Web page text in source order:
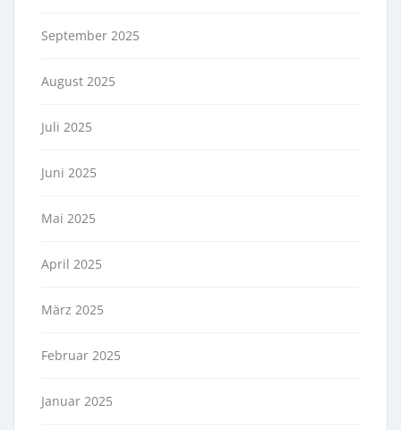
September 2025
August 2025
Juli 2025
Juni 2025
Mai 2025
April 2025
März 2025
Februar 2025
Januar 2025